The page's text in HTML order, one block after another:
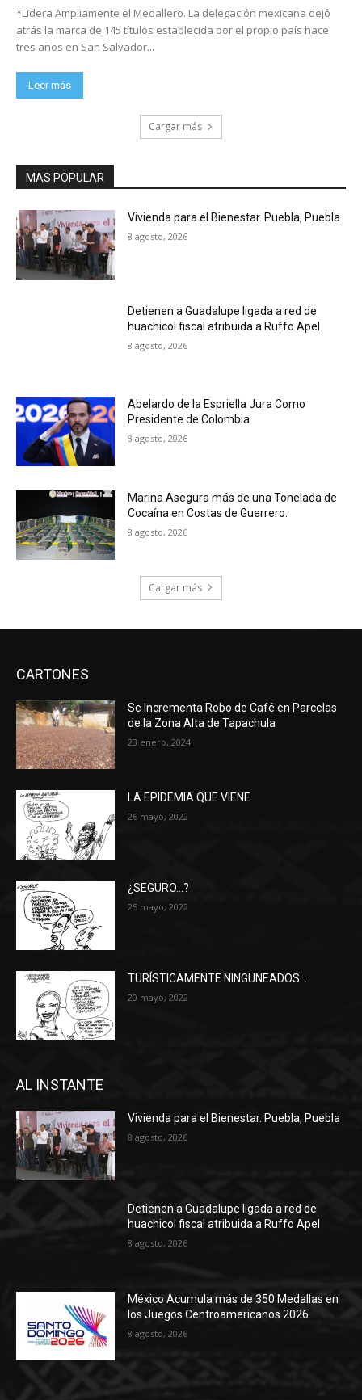
*Lidera Ampliamente el Medallero. La delegación mexicana dejó
atrás la marca de 145 títulos establecida por el propio país hace
tres años en San Salvador...
Leer más
Cargar más
MAS POPULAR
Vivienda para el Bienestar. Puebla, Puebla
8 agosto, 2026
Detienen a Guadalupe ligada a red de
huachicol fiscal atribuida a Ruffo Apel
8 agosto, 2026
Abelardo de la Espriella Jura Como
Presidente de Colombia
8 agosto, 2026
Marina Asegura más de una Tonelada de
Cocaína en Costas de Guerrero.
8 agosto, 2026
Cargar más
CARTONES
Se Incrementa Robo de Café en Parcelas
de la Zona Alta de Tapachula
23 enero, 2024
LA EPIDEMIA QUE VIENE
26 mayo, 2022
¿SEGURO…?
25 mayo, 2022
TURÍSTICAMENTE NINGUNEADOS…
20 mayo, 2022
AL INSTANTE
Vivienda para el Bienestar. Puebla, Puebla
8 agosto, 2026
Detienen a Guadalupe ligada a red de
huachicol fiscal atribuida a Ruffo Apel
8 agosto, 2026
México Acumula más de 350 Medallas en
los Juegos Centroamericanos 2026
8 agosto, 2026